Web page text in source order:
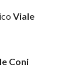
Viale
Coni